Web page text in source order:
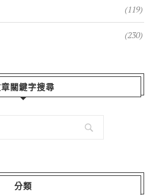
(119)
(230)
關鍵字搜尋
分類